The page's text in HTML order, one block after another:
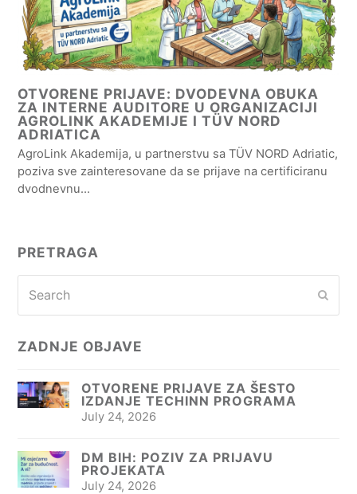
OTVORENE PRIJAVE: DVODEVNA OBUKA
ZA INTERNE AUDITORE U ORGANIZACIJI
AGROLINK AKADEMIJE I TÜV NORD
ADRIATICA
AgroLink Akademija, u partnerstvu sa TÜV NORD Adriatic,
poziva sve zainteresovane da se prijave na certificiranu
dvodnevnu…
PRETRAGA
ZADNJE OBJAVE
OTVORENE PRIJAVE ZA ŠESTO
IZDANJE TECHINN PROGRAMA
July 24, 2026
DM BIH: POZIV ZA PRIJAVU
PROJEKATA
July 24, 2026